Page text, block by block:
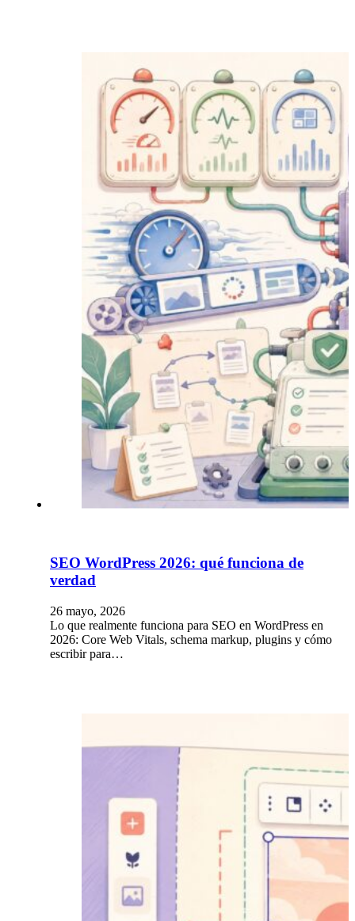
SEO WordPress 2026: qué funciona de
verdad
26 mayo, 2026
Lo que realmente funciona para SEO en WordPress en
2026: Core Web Vitals, schema markup, plugins y cómo
escribir para…